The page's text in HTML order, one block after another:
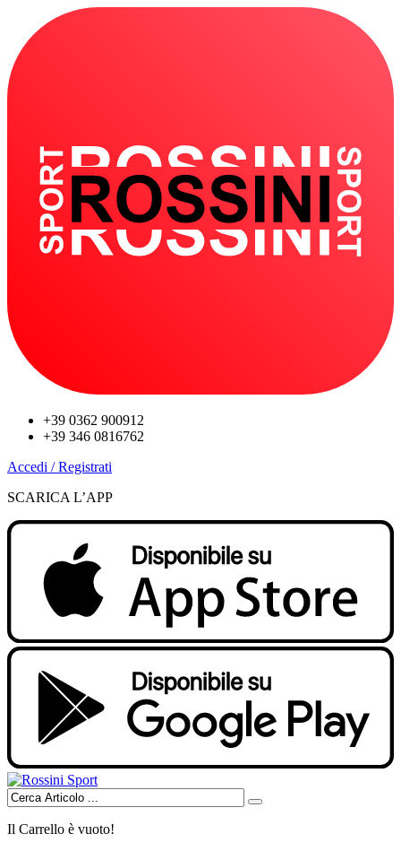
+39 0362 900912
+39 346 0816762
Accedi / Registrati
SCARICA L’APP
Il Carrello è vuoto!